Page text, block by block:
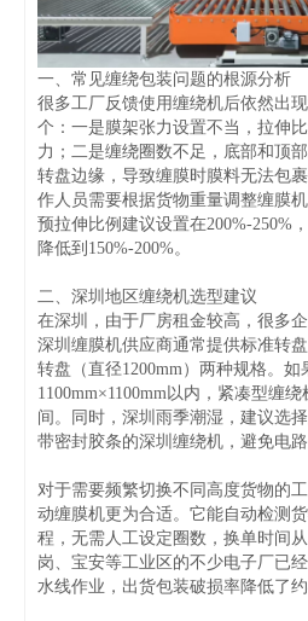
一、常见缠绕包装问题的根源分析
很多工厂反馈使用缠绕机后依然出
个：一是膜架张力设置不当，拉伸
力；二是缠绕圈数不足，底部和顶
转盘边缘，导致缠膜时膜料无法包
作人员需要根据货物重量调整缠膜机
预拉伸比例建议设置在200%-250%
降低到150%-200%。
二、深圳地区缠绕机选型建议
在深圳，由于厂房租金较高，很多
深圳缠膜机供应商通常提供标准转
转盘（直径1200mm）两种规格。
1100mm×1100mm以内，紧凑型缠
间。同时，深圳雨季潮湿，建议选
带密封胶条的深圳缠绕机，避免电路
对于需要频繁切换不同高度货物的
动缠膜机更为合适。它能自动检测
程，无需人工设定圈数，换单时间
岗、宝安等工业区的不少电子厂已
水线作业，出货包装破损率降低了约